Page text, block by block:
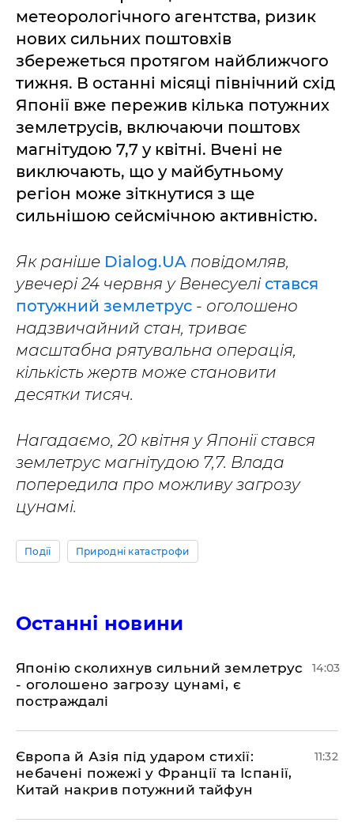
метеорологічного агентства, ризик
нових сильних поштовхів
збережеться протягом найближчого
тижня. В останні місяці північний схід
Японії вже пережив кілька потужних
землетрусів, включаючи поштовх
магнітудою 7,7 у квітні. Вчені не
виключають, що у майбутньому
регіон може зіткнутися з ще
сильнішою сейсмічною активністю.
Як раніше Dialog.UA повідомляв,
увечері 24 червня у Венесуелі стався
потужний землетрус - оголошено
надзвичайний стан, триває
масштабна рятувальна операція,
кількість жертв може становити
десятки тисяч.
Нагадаємо, 20 квітня у Японії стався
землетрус магнітудою 7,7. Влада
попередила про можливу загрозу
цунамі.
Події Природні катастрофи
Останні новини
​Японію сколихнув сильний землетрус
- оголошено загрозу цунамі, є
постраждалі
14:03
Європа й Азія під ударом стихії:
небачені пожежі у Франції та Іспанії,
Китай накрив потужний тайфун
11:32